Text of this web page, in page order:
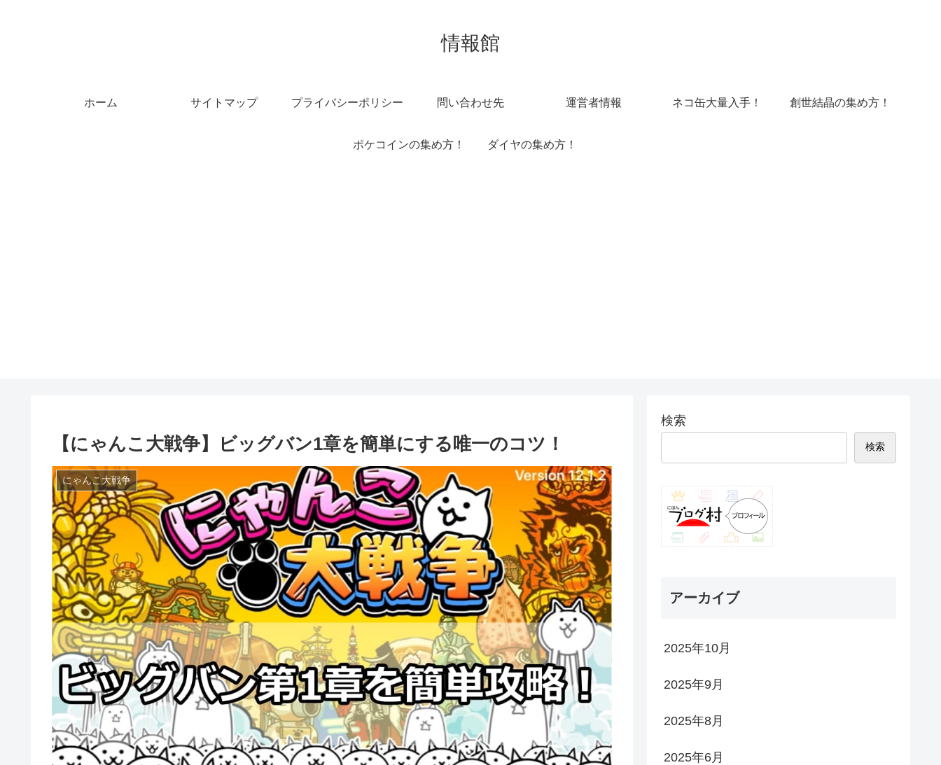
情報館
ホーム サイトマップ プライバシーポリシー 問い合わせ先 運営者情報 ネコ缶大量入手！ 創世結晶の集め方！
ポケコインの集め方！ ダイヤの集め方！
【にゃんこ大戦争】ビッグバン1章を簡単にする唯一のコツ！
にゃんこ大戦争
検索
検索
アーカイブ
2025年10月
2025年9月
2025年8月
2025年6月